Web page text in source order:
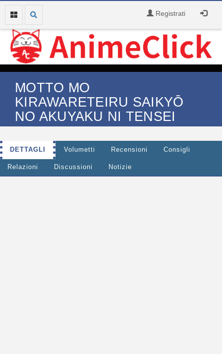
Registrati
MOTTO MO
KIRAWARETEIRU SAIKYŌ
NO AKUYAKU NI TENSEI
DETTAGLI Volumetti Recensioni Consigli
Relazioni Discussioni Notizie